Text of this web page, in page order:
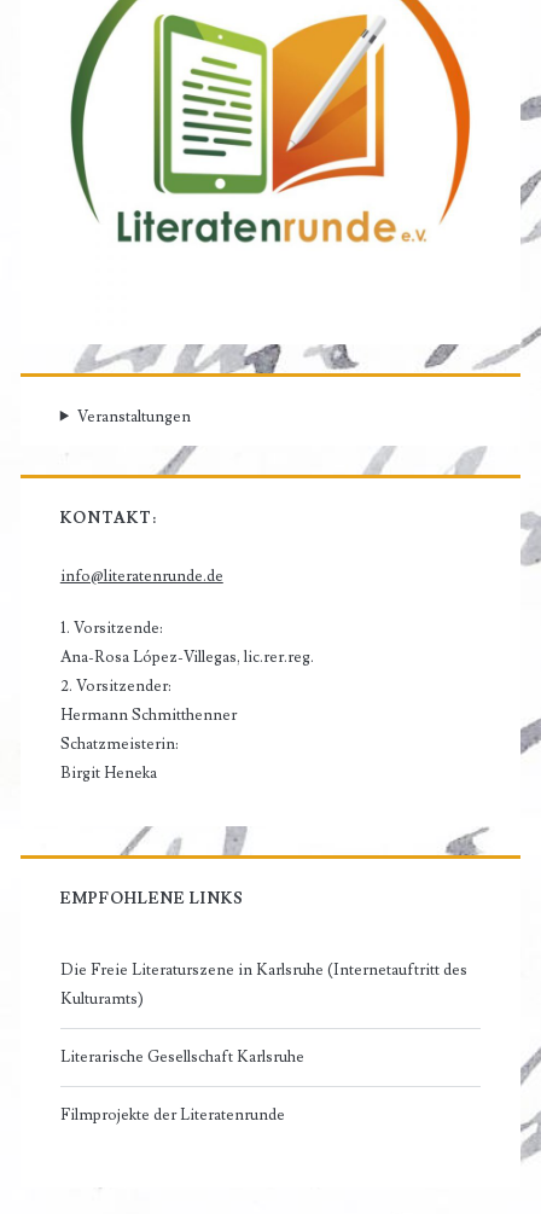
Veranstaltungen
KONTAKT:
info@literatenrunde.de
1. Vorsitzende:
Ana-Rosa López-Villegas, lic.rer.reg.
2. Vorsitzender:
Hermann Schmitthenner
Schatzmeisterin:
Birgit Heneka
EMPFOHLENE LINKS
Die Freie Literaturszene in Karlsruhe (Internetauftritt des
Kulturamts)
Literarische Gesellschaft Karlsruhe
Filmprojekte der Literatenrunde